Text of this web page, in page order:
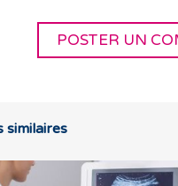
similaires